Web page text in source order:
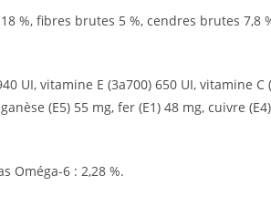
%, fibres brutes 5 %, cendres brutes 7,8
UI, vitamine E (3a700) 650 UI, vitamine
(E5) 55 mg, fer (E1) 48 mg, cuivre
Oméga-6 : 2,28 %.